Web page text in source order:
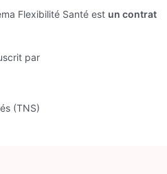
Flexibilité Santé est un contrat
par
(TNS)